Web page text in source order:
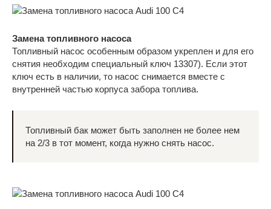
Замена топливного насоса
Топливный насос особенным образом укреплен и для его
снятия необходим специальный ключ 13307). Если этот
ключ есть в наличии, то насос снимается вместе с
внутренней частью корпуса забора топлива.
Топливный бак может быть заполнен не более нем
на 2/3 в тот момент, когда нужно снять насос.